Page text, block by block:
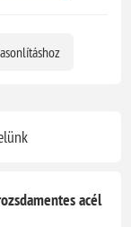
acél